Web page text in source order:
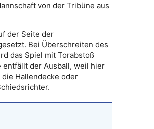
von der Tribüne aus
der Seite der
Bei Überschreiten des
das Spiel mit Torabstoß
der Ausball, weil hier
Hallendecke oder